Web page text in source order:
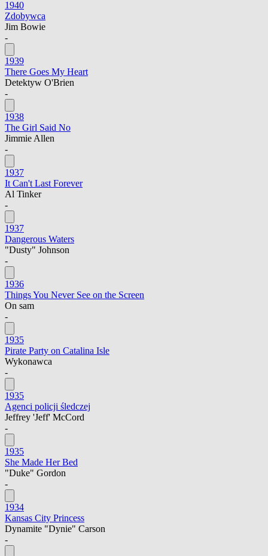
1940
Zdobywca
Jim Bowie
-
1939
There Goes My Heart
Detektyw O'Brien
-
1938
The Girl Said No
Jimmie Allen
-
1937
It Can't Last Forever
Al Tinker
-
1937
Dangerous Waters
"Dusty" Johnson
-
1936
Things You Never See on the Screen
On sam
-
1935
Pirate Party on Catalina Isle
Wykonawca
-
1935
Agenci policji śledczej
Jeffrey 'Jeff' McCord
-
1935
She Made Her Bed
"Duke" Gordon
-
1934
Kansas City Princess
Dynamite "Dynie" Carson
-